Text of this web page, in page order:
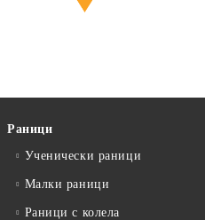
Раници
Ученически раници
Малки раници
Раници с колела